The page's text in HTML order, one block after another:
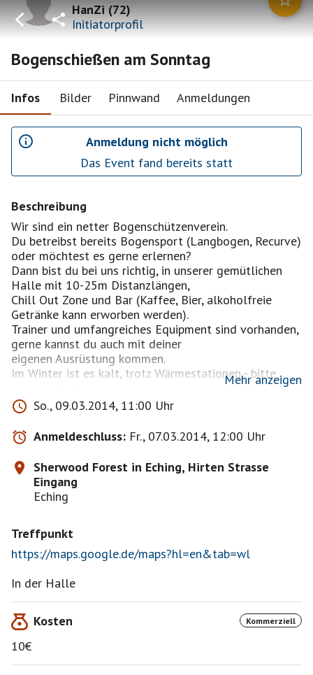
HanZi(72)
Initiatorprofil
Bogenschießen am Sonntag
Infos Bilder Pinnwand Anmeldungen
Anmeldung nicht möglich
Das Event fand bereits statt
Beschreibung
Wir sind ein netter Bogenschützenverein.
Du betreibst bereits Bogensport (Langbogen, Recurve)
oder möchtest es gerne erlernen?
Dann bist du bei uns richtig, in unserer gemütlichen
Halle mit 10-25m Distanzlängen,
Chill Out Zone und Bar (Kaffee, Bier, alkoholfreie
Getränke kann erworben werden).
Trainer und umfangreiches Equipment sind vorhanden,
gerne kannst du auch mit deiner
eigenen Ausrüstung kommen.
Im Winter ist es kalt, trotz Wärmestationen - bitte
Anmeldeschluss ist 2 Tage vor dem Event. Spätere
Anmeldungen per PN teilweise noch möglich.
www.sherwoodineching.com
Anfahrtsbeschreibung:
A9 ausgang 69. An der Erste Kreuzung links im
der Autobahn Brücke dann rechts, nach 10 meter
wieder Rechts in der Hirten Strasse (Unmarkiert) Nach
100 Meter rechts im Pfadweg hinein. Park bitte an die
Straße entlang.
Mehr anzeigen
So., 09.03.2014, 11:00 Uhr
Anmeldeschluss: Fr., 07.03.2014, 12:00 Uhr
Sherwood Forest in Eching, Hirten Strasse
Eingang
Eching
Treffpunkt
https://maps.google.de/maps?hl=en&tab=wl
In der Halle
Kosten Kommerziell
10€